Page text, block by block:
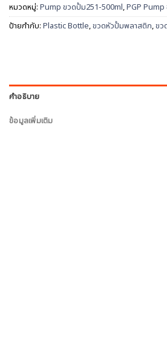
หมวดหมู่: Pump ขวดปั้ม251-500ml,PGP
ป้ายกำกับ: Plastic Bottle,ขวดหัวปั้มพลาสติก,ขว
คำอธิบาย
ข้อมูลเพิ่มเติม